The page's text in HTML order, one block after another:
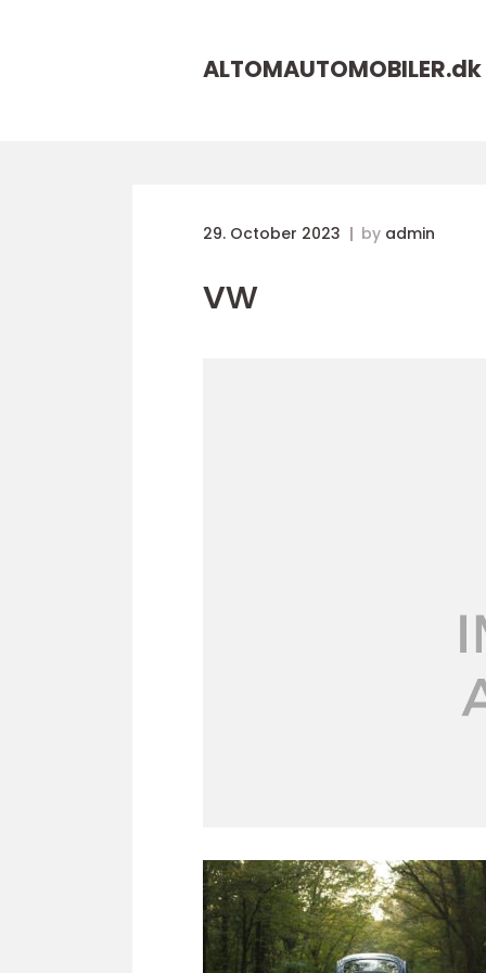
ALTOMAUTOMOBILER.dk
29. October 2023 by admin
vw